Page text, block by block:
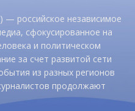
— российское независимое
сфокусированное на
и политическом
за счет развитой сети
из разных регионов
продолжают